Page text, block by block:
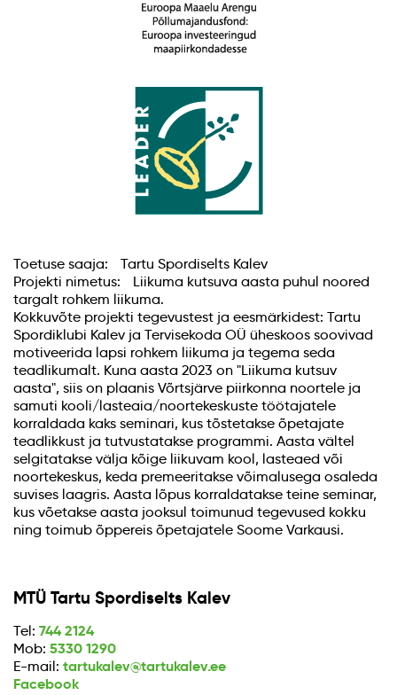
Toetuse saaja: Tartu Spordiselts Kalev
Projekti nimetus: Liikuma kutsuva aasta puhul noored
targalt rohkem liikuma.
Kokkuvõte projekti tegevustest ja eesmärkidest: Tartu
Spordiklubi Kalev ja Tervisekoda OÜ üheskoos soovivad
motiveerida lapsi rohkem liikuma ja tegema seda
teadlikumalt. Kuna aasta 2023 on "Liikuma kutsuv
aasta", siis on plaanis Võrtsjärve piirkonna noortele ja
samuti kooli/lasteaia/noortekeskuste töötajatele
korraldada kaks seminari, kus tõstetakse õpetajate
teadlikkust ja tutvustatakse programmi. Aasta vältel
selgitatakse välja kõige liikuvam kool, lasteaed või
noortekeskus, keda premeeritakse võimalusega osaleda
suvises laagris. Aasta lõpus korraldatakse teine seminar,
kus võetakse aasta jooksul toimunud tegevused kokku
ning toimub õppereis õpetajatele Soome Varkausi.
MTÜ Tartu Spordiselts Kalev
Tel: 744 2124
Mob: 5330 1290
E-mail: tartukalev@tartukalev.ee
Facebook